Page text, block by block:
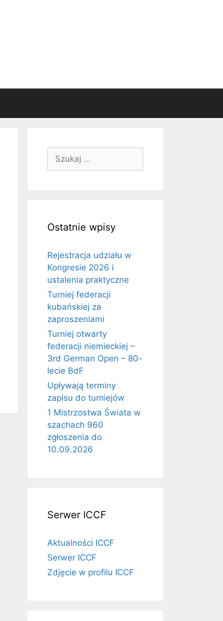
Ostatnie wpisy
Rejestracja udziału w
Kongresie 2026 i
ustalenia praktyczne
Turniej federacji
kubańskiej za
zaproszeniami
Turniej otwarty
federacji niemieckiej –
3rd German Open – 80-
lecie BdF
Upływają terminy
zapisu do turniejów
1 Mistrzostwa Świata w
szachach 960
zgłoszenia do
10.09.2026
Serwer ICCF
Aktualności ICCF
Serwer ICCF
Zdjęcie w profilu ICCF